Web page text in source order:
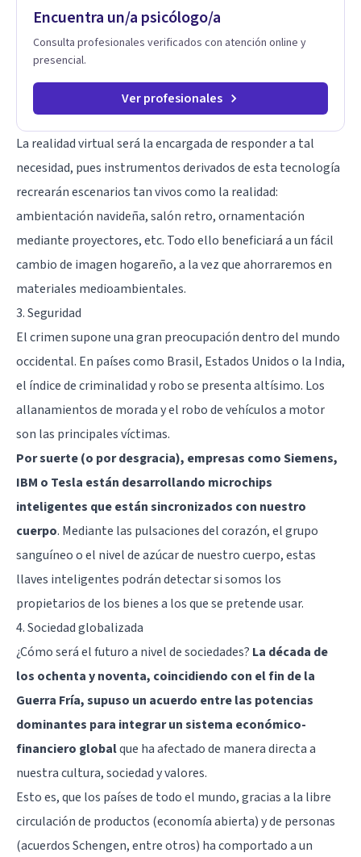
origen. Si buscas un proceso superficial, este no es el lugar.
raíz de lo que te ocurre, la Dra. Sandra Milena Jiménez Duque
es una de las mejores opciones para acompañarte. Porque
cuando sanas tu mundo interno, cambias tu forma de pensar,
Encuentra un/a psicólogo/a
Consulta profesionales verificados con atención online y
presencial.
Ver profesionales
La realidad virtual será la encargada de responder a tal
necesidad, pues instrumentos derivados de esta tecnología
recrearán escenarios tan vivos como la realidad:
ambientación navideña, salón retro, ornamentación
mediante proyectores, etc. Todo ello beneficiará a un fácil
cambio de imagen hogareño, a la vez que ahorraremos en
materiales medioambientales.
3. Seguridad
El crimen supone una gran preocupación dentro del mundo
occidental. En países como Brasil, Estados Unidos o la India,
el índice de criminalidad y robo se presenta altísimo. Los
allanamientos de morada y el robo de vehículos a motor
son las principales víctimas.
Por suerte (o por desgracia), empresas como Siemens,
IBM o Tesla están desarrollando microchips
inteligentes que están sincronizados con nuestro
cuerpo. Mediante las pulsaciones del corazón, el grupo
sanguíneo o el nivel de azúcar de nuestro cuerpo, estas
llaves inteligentes podrán detectar si somos los
propietarios de los bienes a los que se pretende usar.
4. Sociedad globalizada
¿Cómo será el futuro a nivel de sociedades? La década de
los ochenta y noventa, coincidiendo con el fin de la
Guerra Fría, supuso un acuerdo entre las potencias
dominantes para integrar un sistema económico-
financiero globalque ha afectado de manera directa a
nuestra cultura, sociedad y valores.
Esto es, que los países de todo el mundo, gracias a la libre
circulación de productos (economía abierta) y de personas
(acuerdos Schengen, entre otros) ha comportado a un